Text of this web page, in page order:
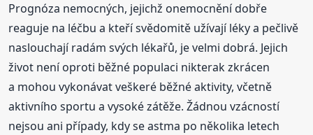
Prognóza nemocných, jejichž onemocnění dobře
reaguje na léčbu a kteří svědomitě užívají léky a pečlivě
naslouchají radám svých lékařů, je velmi dobrá. Jejich
život není oproti běžné populaci nikterak zkrácen
a mohou vykonávat veškeré běžné aktivity, včetně
aktivního sportu a vysoké zátěže. Žádnou vzácností
nejsou ani případy, kdy se astma po několika letech